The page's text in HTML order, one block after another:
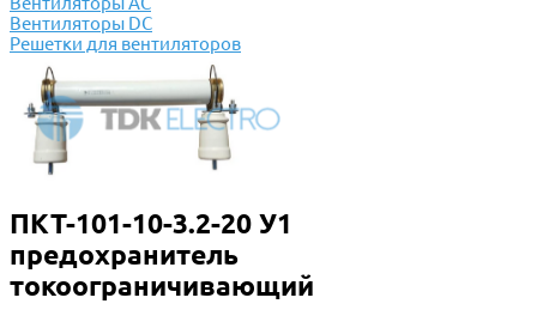
Вентиляторы DC
Решетки для вентиляторов
ПКТ-101-10-3.2-20 У1
предохранитель
токоограничивающий